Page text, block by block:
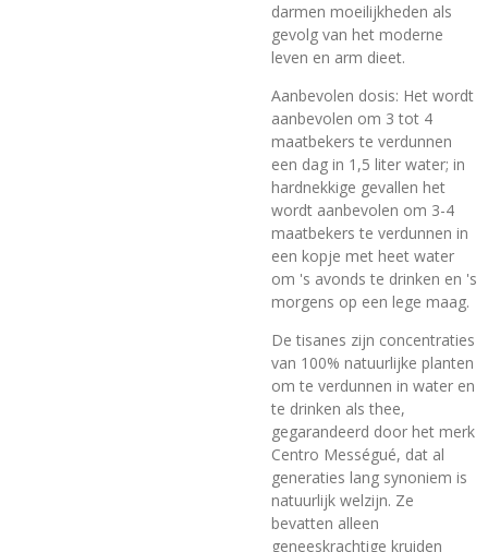
darmen moeilijkheden als
gevolg van het moderne
leven en arm dieet.
Aanbevolen dosis: Het wordt
aanbevolen om 3 tot 4
maatbekers te verdunnen
een dag in 1,5 liter water; in
hardnekkige gevallen het
wordt aanbevolen om 3-4
maatbekers te verdunnen in
een kopje met heet water
om 's avonds te drinken en 's
morgens op een lege maag.
De tisanes zijn concentraties
van 100% natuurlijke planten
om te verdunnen in water en
te drinken als thee,
gegarandeerd door het merk
Centro Mességué, dat al
generaties lang synoniem is
natuurlijk welzijn. Ze
bevatten alleen
geneeskrachtige kruiden